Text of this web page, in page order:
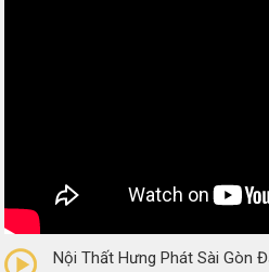
(0 Reviews)
Nội Thất Hưng Phát Sài Gòn